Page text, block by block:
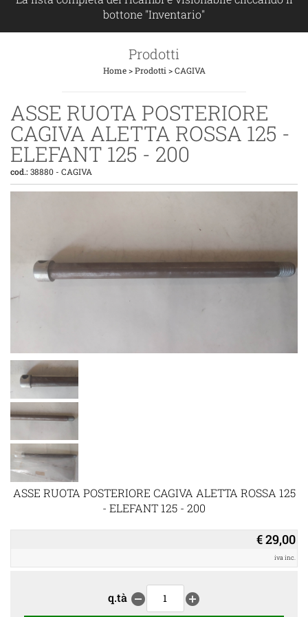
bottone "Inventario"
Prodotti
Home>Prodotti >CAGIVA
ASSE RUOTA POSTERIORE
CAGIVA ALETTA ROSSA 125 -
ELEFANT 125 - 200
cod.:38880 - CAGIVA
ASSE RUOTA POSTERIORE CAGIVA ALETTA ROSSA 125
- ELEFANT 125 - 200
€ 29,00
iva inc.
q.tà remove_circle add_circle